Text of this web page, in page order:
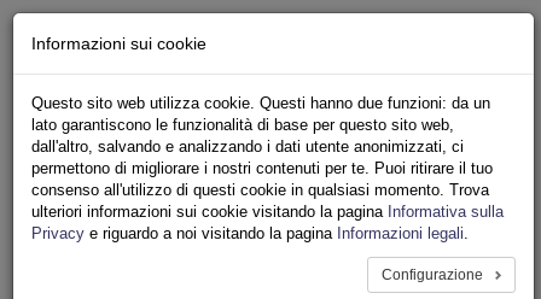
Iscriviti
Ricerca
Area Stampa
Privacy
TRASPORTI
Informazioni sui cookie
Questo sito web utilizza cookie. Questi hanno due funzioni: da un
lato garantiscono le funzionalità di base per questo sito web,
dall'altro, salvando e analizzando i dati utente anonimizzati, ci
permettono di migliorare i nostri contenuti per te. Puoi ritirare il tuo
consenso all'utilizzo di questi cookie in qualsiasi momento. Trova
ulteriori informazioni sui cookie visitando la pagina Informativa sulla
Privacy e riguardo a noi visitando la pagina Informazioni legali.
Configurazione